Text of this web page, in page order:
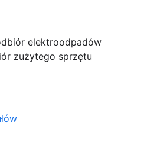
elektroodpadów
zużytego sprzętu